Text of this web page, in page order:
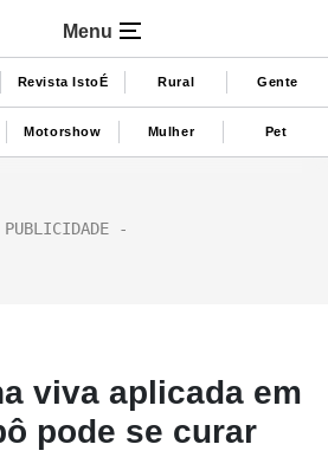
Menu
Revista IstoÉ Rural Gente
Motorshow Mulher Pet
viva aplicada em
pode se curar